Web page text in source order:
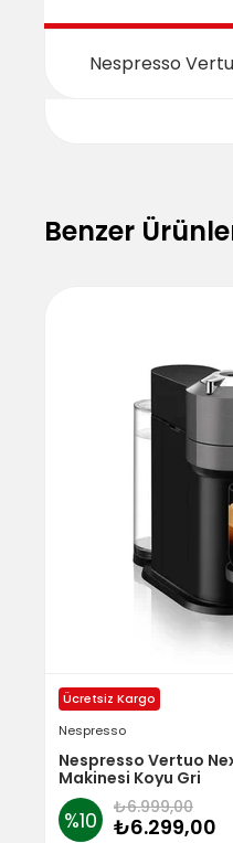
Nespresso
Benzer
Ücretsiz Kargo
Nespresso
Nespresso Vertuo
Makinesi Koyu Gri
%10 ₺6.299,00
₺6.999,00